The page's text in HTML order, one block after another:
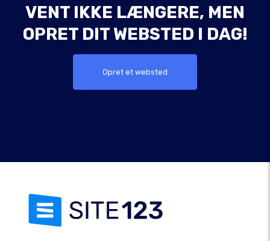
VENT IKKE LÆNGERE, MEN
OPRET DIT WEBSTED I DAG!
Opret et websted